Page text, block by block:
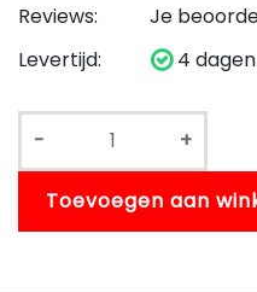
Reviews:
Je
Levertijd:
4 dagen
- +
Toevoegen aan